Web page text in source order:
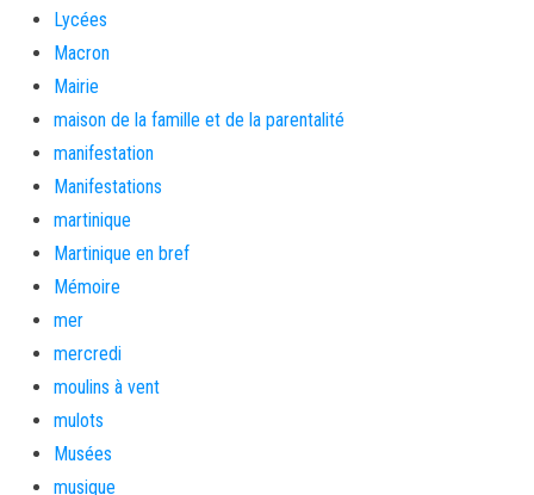
Lycées
Macron
Mairie
maison de la famille et de la parentalité
manifestation
Manifestations
martinique
Martinique en bref
Mémoire
mer
mercredi
moulins à vent
mulots
Musées
musique